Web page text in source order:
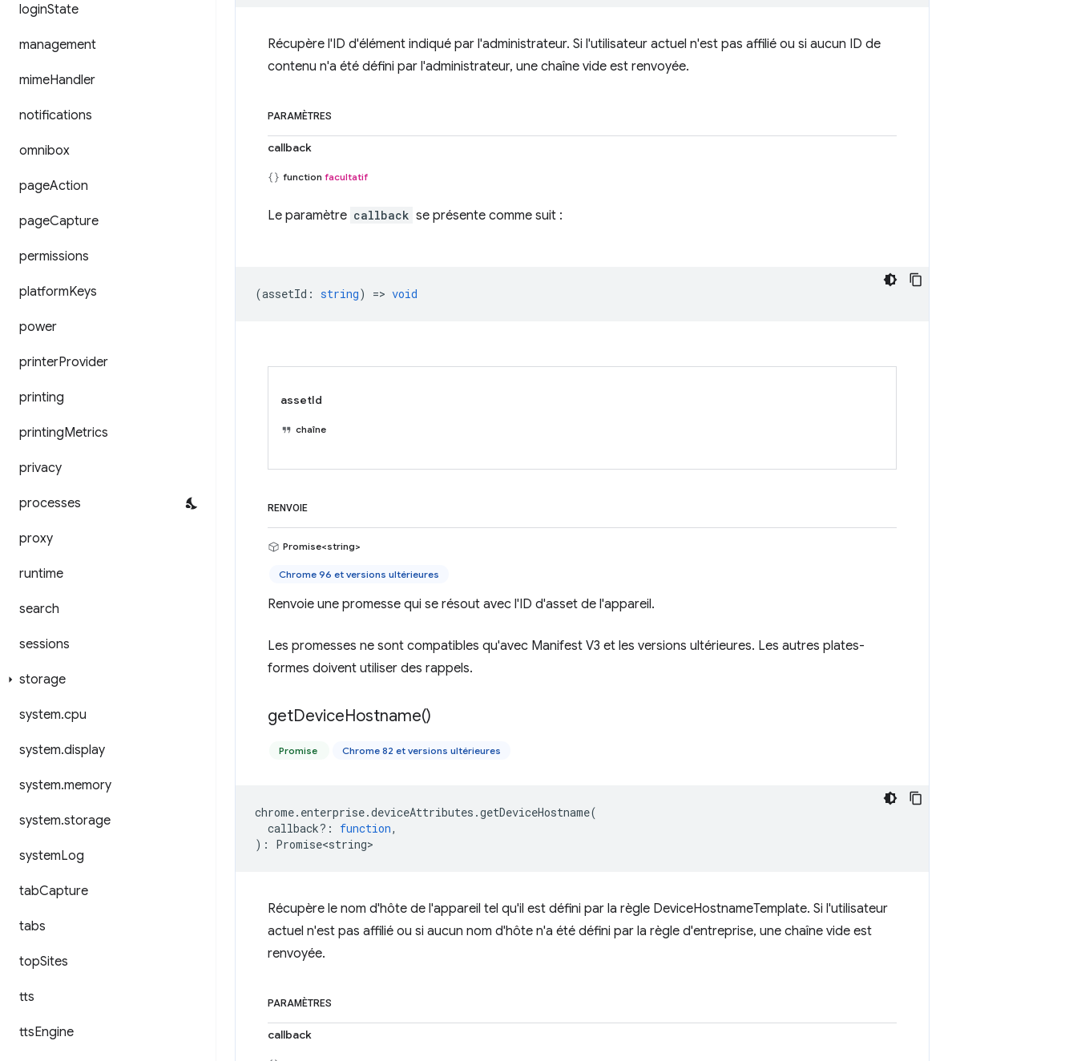
loginState
management
mimeHandler
notifications
omnibox
pageAction
pageCapture
permissions
platformKeys
power
printerProvider
printing
printingMetrics
privacy
processes
proxy
runtime
search
sessions
storage
system.cpu
system.display
system.memory
system.storage
systemLog
tabCapture
tabs
topSites
tts
ttsEngine
Récupère l'ID d'élément indiqué par l'administrateur. Si l'utilisateur actuel n'est pas affilié ou si aucun ID de
contenu n'a été défini par l'administrateur, une chaîne vide est renvoyée.
PARAMÈTRES
callback
function facultatif
Le paramètre callback se présente comme suit :
(assetId : string) => void
assetId
chaîne
RENVOIE
Promise<string>
Chrome 96 et versions ultérieures
Renvoie une promesse qui se résout avec l'ID d'asset de l'appareil.
Les promesses ne sont compatibles qu'avec Manifest V3 et les versions ultérieures. Les autres plates-
formes doivent utiliser des rappels.
getDeviceHostname()
Promise Chrome 82 et versions ultérieures
chrome. enterprise.deviceAttributes .getDeviceHostname(
callback? : function,
) : Promise<string>
Récupère le nom d'hôte de l'appareil tel qu'il est défini par la règle DeviceHostnameTemplate. Si l'utilisateur
actuel n'est pas affilié ou si aucun nom d'hôte n'a été défini par la règle d'entreprise, une chaîne vide est
renvoyée.
PARAMÈTRES
callback